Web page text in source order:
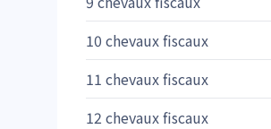
10 chevaux fiscaux
11 chevaux fiscaux
12 chevaux fiscaux